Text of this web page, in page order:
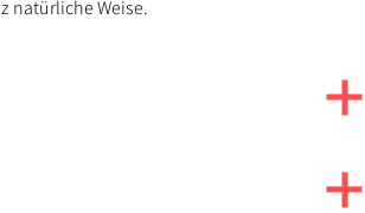
natürliche Weise.